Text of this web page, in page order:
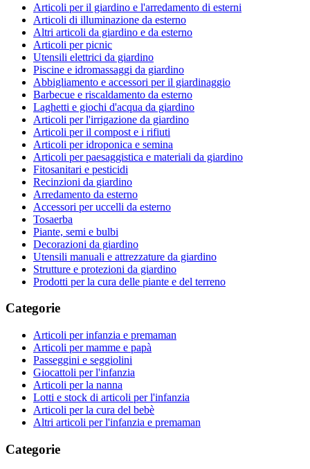
Articoli per il giardino e l'arredamento di esterni
Articoli di illuminazione da esterno
Altri articoli da giardino e da esterno
Articoli per picnic
Utensili elettrici da giardino
Piscine e idromassaggi da giardino
Abbigliamento e accessori per il giardinaggio
Barbecue e riscaldamento da esterno
Laghetti e giochi d'acqua da giardino
Articoli per l'irrigazione da giardino
Articoli per il compost e i rifiuti
Articoli per idroponica e semina
Articoli per paesaggistica e materiali da giardino
Fitosanitari e pesticidi
Recinzioni da giardino
Arredamento da esterno
Accessori per uccelli da esterno
Tosaerba
Piante, semi e bulbi
Decorazioni da giardino
Utensili manuali e attrezzature da giardino
Strutture e protezioni da giardino
Prodotti per la cura delle piante e del terreno
Categorie
Articoli per infanzia e premaman
Articoli per mamme e papà
Passeggini e seggiolini
Giocattoli per l'infanzia
Articoli per la nanna
Lotti e stock di articoli per l'infanzia
Articoli per la cura del bebè
Altri articoli per l'infanzia e premaman
Categorie